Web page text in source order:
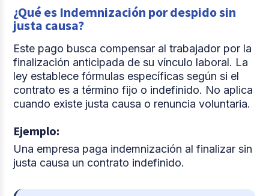
¿Qué es Indemnización por despido sin
justa causa?
Este pago busca compensar al trabajador por la
finalización anticipada de su vínculo laboral. La
ley establece fórmulas específicas según si el
contrato es a término fijo o indefinido. No aplica
cuando existe justa causa o renuncia voluntaria.
Ejemplo:
Una empresa paga indemnización al finalizar sin
justa causa un contrato indefinido.